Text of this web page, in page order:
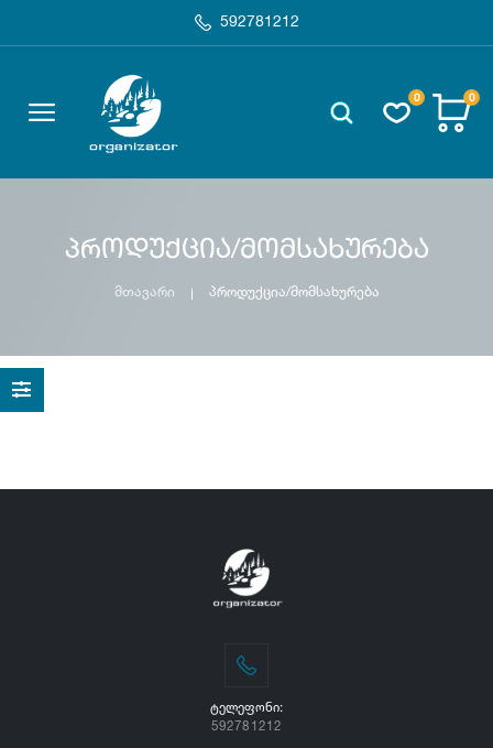
592781212
0 0
პროდუქცია/მომსახურება
მთავარი პროდუქცია/მომსახურება
ᲢᲔᲚᲔᲤᲝᲜᲘ:
592781212